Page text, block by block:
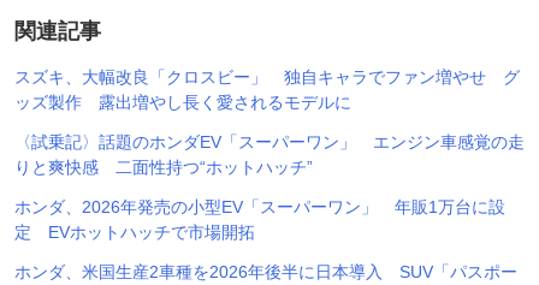
関連記事
スズキ、大幅改良「クロスビー」 独自キャラでファン増やせ グ
ッズ製作 露出増やし長く愛されるモデルに
〈試乗記〉話題のホンダEV「スーパーワン」 エンジン車感覚の走
りと爽快感 二面性持つ“ホットハッチ”
ホンダ、2026年発売の小型EV「スーパーワン」 年販1万台に設
定 EVホットハッチで市場開拓
ホンダ、米国生産2車種を2026年後半に日本導入 SUV「パスポー